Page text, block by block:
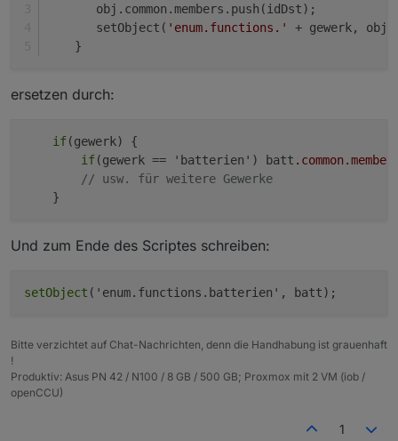
       obj.common.members.push(idDst);
       setObject(
'enum.functions.'
+ gewerk,
    }
ersetzen durch:
if(gewerk) {
if(gewerk == 'batterien') batt .common
// usw. für weitere Gewerke
Und zum Ende des Scriptes schreiben:
setObject
Bitte verzichtet auf Chat-Nachrichten, denn die Handhabung ist grauenhaft
!
Produktiv: Asus PN 42 / N100 / 8 GB / 500 GB; Proxmox mit 2 VM (iob /
openCCU)
1